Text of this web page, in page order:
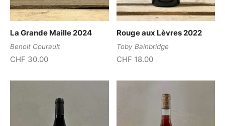
La Grande Maille 2024
Benoit Courault
CHF 30.00
Rouge aux Lèvres 2022
Toby Bainbridge
CHF 18.00